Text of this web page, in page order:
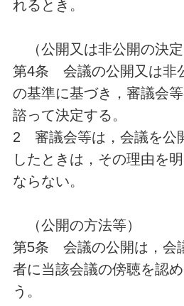
れるとき。
（公開又は非公開の決定
第4条 会議の公開又は非
の基準に基づき，審議会
諮って決定する。
2 審議会等は，会議を公
したときは，その理由を
ならない。
（公開の方法等）
第5条 会議の公開は，会
者に当該会議の傍聴を認
う。